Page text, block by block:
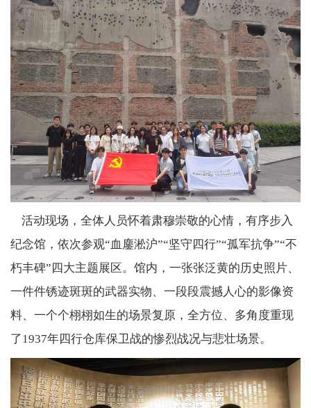
活动现场，全体人员怀着肃穆崇敬的心情，有序步入
纪念馆，依次参观“血鏖淞沪”“坚守四行”“孤军抗争”“不
朽丰碑”四大主题展区。馆内，一张张泛黄的历史照片、
一件件锈迹斑斑的武器实物、一段段震撼人心的影像资
料、一个个栩栩如生的场景复原，全方位、多角度重现
了1937年四行仓库保卫战的惨烈战况与悲壮场景。